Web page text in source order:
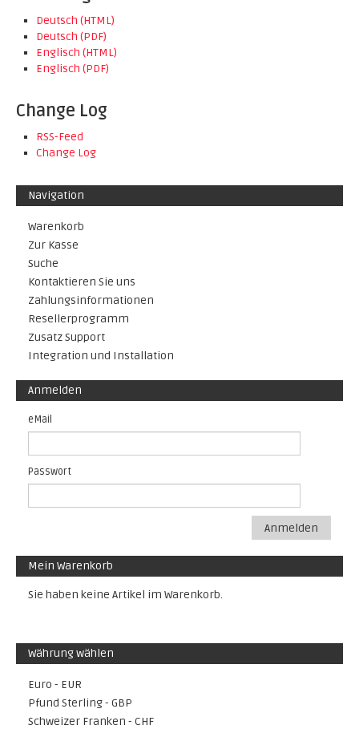
Deutsch (HTML)
Deutsch (PDF)
Englisch (HTML)
Englisch (PDF)
Change Log
RSS-Feed
Change Log
Navigation
Warenkorb
Zur Kasse
Suche
Kontaktieren Sie uns
Zahlungsinformationen
Resellerprogramm
Zusatz Support
Integration und Installation
Anmelden
eMail
Passwort
Anmelden
Mein Warenkorb
Sie haben keine Artikel im Warenkorb.
Währung wählen
Euro - EUR
Pfund Sterling - GBP
Schweizer Franken - CHF